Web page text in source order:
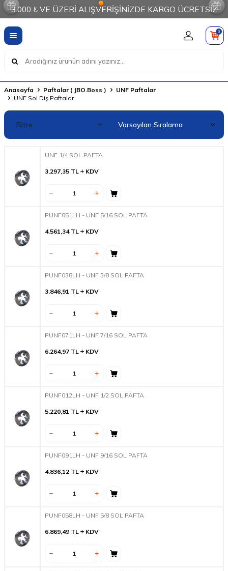
3.000 ₺ VE ÜZERİ ALIŞVERİŞİNİZDE KARGO ÜCRETSİZ
0
Anasayfa Paftalar ( JBO.Boss )
UNF Paftalar
UNF Sol Diş Paftalar
Filtre
UNF 1/4 SOL PAFTA
3.297,35 TL KDV
PUNF051LH - UNF 5/16 SOL PAFTA
4.561,34TL KDV
PUNF038LH - UNF 3/8 SOL PAFTA
3.846,91 TL KDV
PUNF071LH - UNF 7/16 SOL PAFTA
6.264,97 TL KDV
PUNF012LH - UNF 1/2 SOL PAFTA
5.220,81 TL KDV
PUNF091LH - UNF 9/16 SOL PAFTA
4.836,12 TL KDV
PUNF058LH - UNF 5/8 SOL PAFTA
6.869,49 TL KDV